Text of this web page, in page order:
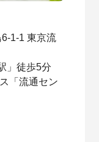
1-1 東京流
」徒歩5分
「流通セン